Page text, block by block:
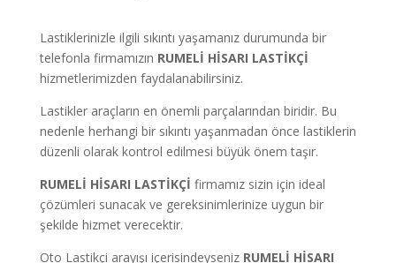
Lastiklerinizle ilgili sıkıntı yaşamanız durumunda bir
telefonla firmamızın RUMELİ HİSARI LASTİKÇİ
hizmetlerimizden faydalanabilirsiniz.
Lastikler araçların en önemli parçalarından biridir. Bu
nedenle herhangi bir sıkıntı yaşanmadan önce lastiklerin
düzenli olarak kontrol edilmesi büyük önem taşır.
RUMELİ HİSARI LASTİKÇİ firmamız sizin için ideal
çözümleri sunacak ve gereksinimlerinize uygun bir
şekilde hizmet verecektir.
Oto Lastikçi arayışı içerisindeyseniz RUMELİ HİSARI